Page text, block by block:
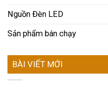
Nguồn Đèn LED
Sản phẩm bán chạy
BÀI VIẾT MỚI